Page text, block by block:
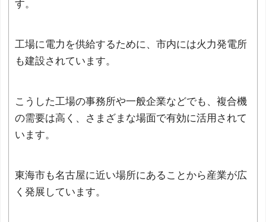
す。
工場に電力を供給するために、市内には火力発電所
も建設されています。
こうした工場の事務所や一般企業などでも、複合機
の需要は高く、さまざまな場面で有効に活用されて
います。
東海市も名古屋に近い場所にあることから産業が広
く発展しています。